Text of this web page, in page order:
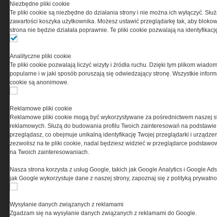
O NAS
i wyposażeniu jednostek specjalnych w
i na świecie.
Niezbędne pliki cookie
Te pliki cookie są niezbędne do działania strony i nie można ich wyłączyć.
zawartości koszyka użytkownika. Możesz ustawić przeglądarkę tak, aby
strona nie będzie działała poprawnie. Te pliki cookie pozwalają na
Analityczne pliki cookie
Te pliki cookie pozwalają liczyć wizyty i źródła ruchu. Dzięki tym plikom
popularne i w jaki sposób poruszają się odwiedzający stronę. Wszystkie
cookie są anonimowe.
Reklamowe pliki cookie
Reklamowe pliki cookie mogą być wykorzystywane za pośrednictwem naszej
reklamowych. Służą do budowania profilu Twoich zainteresowań na
przeglądasz, co obejmuje unikalną identyfikację Twojej przeglądarki i
zezwolisz na te pliki cookie, nadal będziesz widzieć w przeglądarce
na Twoich zainteresowaniach.
Nasza strona korzysta z usług Google, takich jak Google Analytics i Google
jak Google wykorzystuje dane z naszej strony, zapoznaj się z polityką
Wysyłanie danych związanych z reklamami
Zgadzam się na wysyłanie danych związanych z reklamami do Google.